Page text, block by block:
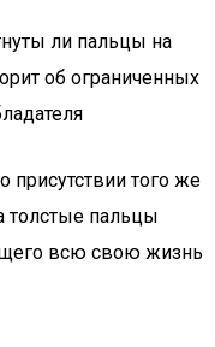
ли пальцы на
об ограниченных
присутствии того же
толстые пальцы
всю свою жизнь